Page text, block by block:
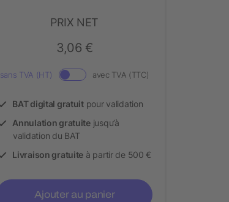
PRIX NET
3,06 €
sans TVA (HT) avec TVA (TTC)
BAT digital gratuitpour validation
Annulation gratuitejusqu’à
validation du BAT
Livraison gratuite à partir de 500 €
Ajouter au panier